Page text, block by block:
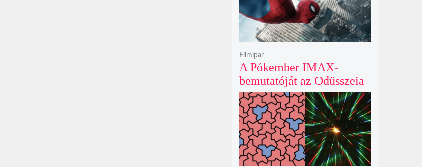
A Pókember IMAX-
bemutatóját az Odüsszeia
exkluzív vetítési
időszakának lejárta hozza
el
Filmipar